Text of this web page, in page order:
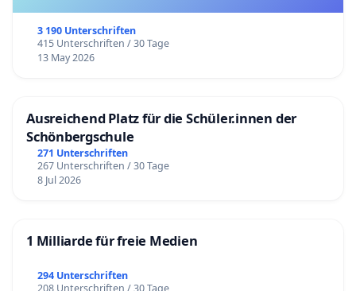
3 190 Unterschriften
415 Unterschriften / 30 Tage
13 May 2026
Ausreichend Platz für die Schüler.innen der
Schönbergschule
271 Unterschriften
267 Unterschriften / 30 Tage
8 Jul 2026
1 Milliarde für freie Medien
294 Unterschriften
208 Unterschriften / 30 Tage